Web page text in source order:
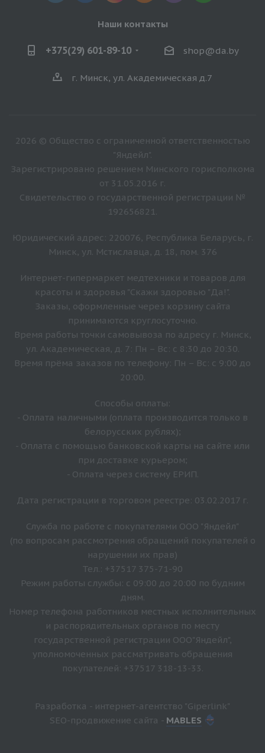
Наши контакты
+375(29) 601-89-10 shop@da.by
г. Минск, ул. Академическая д.7
2026 © Общество с ограниченной ответственностью
"Яндейл".
Зарегистрировано решением Минского горисполкома
от 31.05.2016 г.
Свидетельство о государственной регистрации №
192656821.
Юридический адрес: 220076, Республика Беларусь, г.
Минск, ул. Мстиславца, д. 18, пом. 376
Интернет-гипермаркет медтехники и товаров для
красоты и здоровья "Скажи здоровью "Да!".
Заказы, оформленные через корзину сайта
принимаются круглосуточно.
Время работы точки самовывоза по адресу г. Минск,
ул. Академическая, д. 7: Пн – Вс: с 8:30 до 20:30.
Время прёма заказов по телефону: Пн – Вс: с 9:00 до
20:00.
Способы оплаты:
- Оплата наличными (оплата производится только в
белорусских рублях);
- Оплата с помощью банковской карты на сайте или
при доставке курьером;
- Оплата через систему ЕРИП.
Дата регистрации в торговом реестре: 03.02.2017 г.
Служба по работе с покупателями ООО "Яндейл"
(по вопросам рассмотрения обращений покупателей о
нарушении их прав)
Тел.: +37517 375-71-90
Режим работы службы: с 09:00 до 20:00 по будним
дням.
Номер телефона работников местных исполнительных
и распорядительных органов по месту
государственной регистрации ООО"Яндейл",
уполномоченных рассматривать обращения
покупателей: +37517 318-13-33.
Разработка - интернет-агентство "Giperlink"
SEO-продвижение сайта - MABLES